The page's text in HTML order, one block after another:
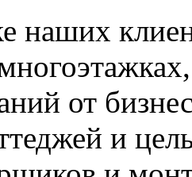
от
и